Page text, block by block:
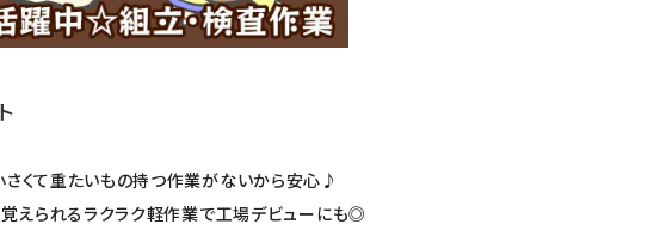
くて重たいもの持つ作業がないから安心♪
覚えられるラクラク軽作業で工場デビューにも◎